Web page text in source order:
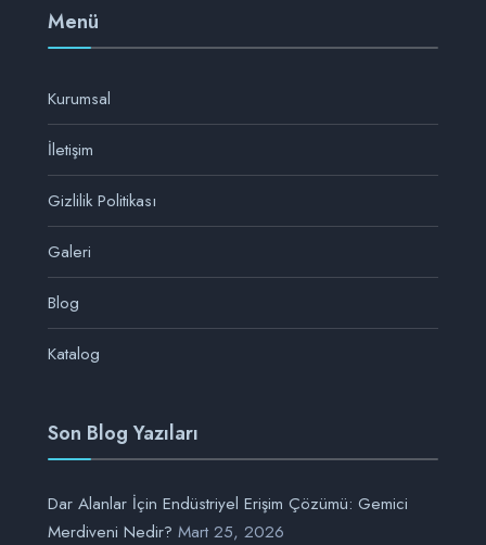
Menü
Kurumsal
İletişim
Gizlilik Politikası
Galeri
Blog
Katalog
Son Blog Yazıları
Dar Alanlar İçin Endüstriyel Erişim Çözümü: Gemici
Merdiveni Nedir? Mart 25, 2026